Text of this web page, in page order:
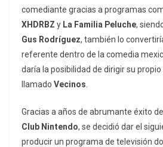
comediante gracias a programas
XHDRBZ y La Familia Peluche,
Gus Rodríguez, también lo
referente dentro de la comedia
daría la posibilidad de dirigir su
llamado Vecinos
Gracias a años de abrumante éxito
Club Nintendo, se decidió dar el
producir un programa de televisión